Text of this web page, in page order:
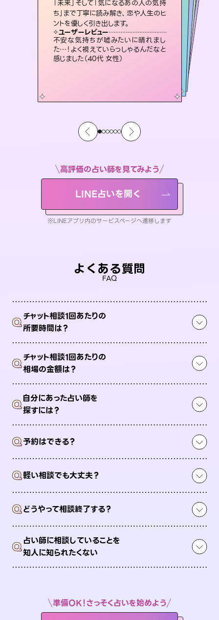
「未来」そして「気になるあの人の気持
ち」まで丁寧に読み解き、恋や人生のヒ
ントを優しく引き出します。
ユーザーレビュー
不安な気持ちが嘘みたいに晴れまし
た…！よく視えていらっしゃるんだなと
感じました（40代 女性）
い未来をサポートします。
ユーザーレビュー
とても心温まる鑑定でした。しかもこち
らは何も言っていないのに視えていらっ
しゃるんだなと驚きです（30代女性）
紐解き、背中をそっと押して導きます。
ユーザーレビュー
安心感のあり、言い切ってくれる所や濁
さない鑑定のおかげで、毎回自分の気
持ちを整えられます（30代 男性）
3,700年以上の歴史を持つ東洋最古の占術「易占」で詳細まで占い、幸せへ向かう道筋を示します。厳しい結果にも具体的な対策をお伝えします。
ユーザーレビュー
複雑な背景もしっかり聞いて鑑定して
いただけました。気持ちが楽になりまし
た（50代 女性）
寧に読み解き恋愛成就へと導きます。
ユーザーレビュー
鑑定していただいてアドバイス通りに行
動すると仲が復活してきました。ありが
とうございました（40代 女性）
選択できるようアドバイスします。
ユーザーレビュー
職場の人の性質や人間関係、本心など
本当によく視えていてびっくり。対策が
打てて前向きになれます（40代）
高評価の占い師を見てみよう
LINE占いを開く
※LINEアプリ内のサービスページへ遷移します
よくある質問
FAQ
Qチャット相談1回あたりの
所要時間は？
Qチャット相談1回あたりの
相場の金額は？
Q自分にあった占い師を
探すには？
Q予約はできる？
Q軽い相談でも大丈夫？
Qどうやって相談終了する？
Q占い師に相談していることを
知人に知られたくない
準備OK！さっそく占いを始めよう